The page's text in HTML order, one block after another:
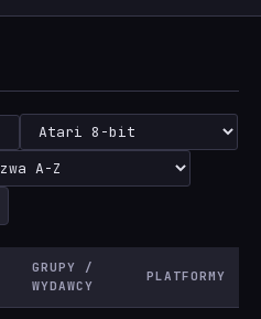
GRUPY /
WYDAWCY
PLATFORMY